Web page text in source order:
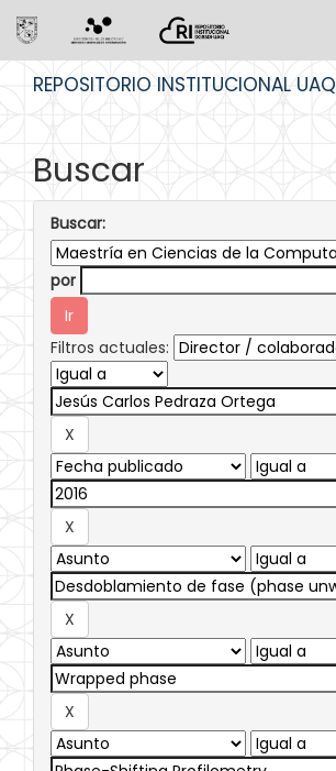
REPOSITORIO INSTITUCIONAL UAQ
Buscar
Buscar:
por
Filtros actuales: